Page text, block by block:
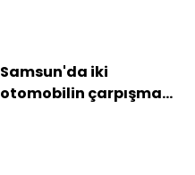
Samsun'da iki
otomobilin çarpışması